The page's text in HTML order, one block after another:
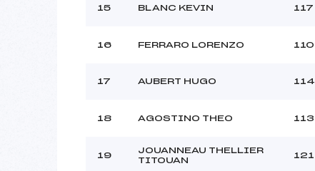
15 BLANC KEVIN 117
16 FERRARO LORENZO 110
17 AUBERT HUGO 114
18 AGOSTINO THEO 113
19
JOUANNEAU THELLIER
TITOUAN
121